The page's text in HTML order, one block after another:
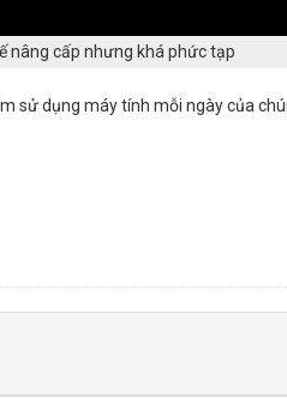
nâng cấp nhưng khá phức tạp
sử dụng máy tính mỗi ngày của